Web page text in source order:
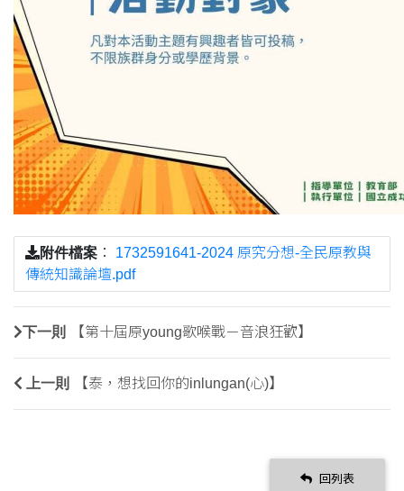
附件檔案 ： 1732591641-2024 原究分想-全民原教與
傳統知識論壇.pdf
下一則 【第十屆原young歌喉戰－音浪狂歡】
上一則 【泰，想找回你的inlungan(心)】
回列表